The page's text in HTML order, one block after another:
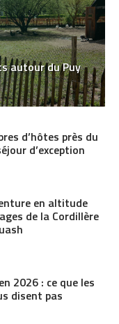
autour du Puy
d’hôtes près du
d’exception
en altitude
de la Cordillère
2026 : ce que les
disent pas